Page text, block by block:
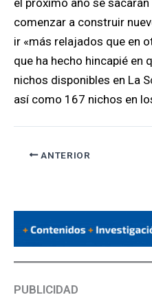
comenzar a construir
ir «más relajados que en
que ha hecho hincapié en
nichos disponibles en La
así como 167 nichos en
ANTERIOR
PUBLICIDAD